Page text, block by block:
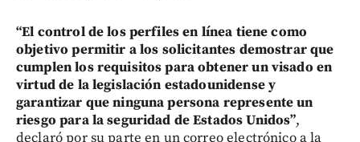
“El control de los perfiles en línea tiene como
objetivo permitir a los solicitantes demostrar que
cumplen los requisitos para obtener un visado en
virtud de la legislación estadounidense y
garantizar que ninguna persona represente un
riesgo para la seguridad de Estados Unidos”,
declaró por su parte en un correo electrónico a la